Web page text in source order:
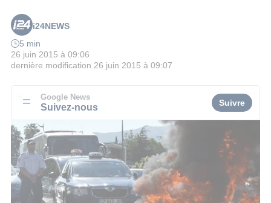
i24NEWS
5 min
26 juin 2015 à 09:06
dernière modification 26 juin 2015 à 09:07
Google News
Suivez-nous Suivre